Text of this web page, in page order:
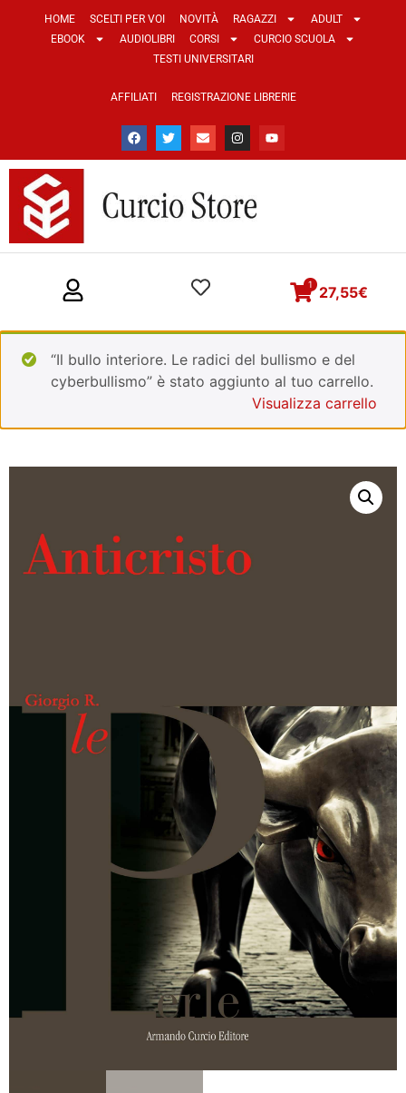
HOME SCELTI PER VOI NOVITÀ RAGAZZI
ADULT
EBOOK
AUDIOLIBRI CORSI
CURCIO SCUOLA
TESTI UNIVERSITARI
AFFILIATI REGISTRAZIONE LIBRERIE
27,55€
1
“Il bullo interiore. Le radici del bullismo e del
cyberbullismo” è stato aggiunto al tuo carrello.
Visualizza carrello